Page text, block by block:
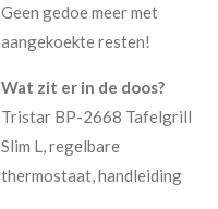
Geen gedoe meer met
aangekoekte resten!
Wat zit er in de doos?
Tristar BP-2668 Tafelgrill
Slim L, regelbare
thermostaat, handleiding